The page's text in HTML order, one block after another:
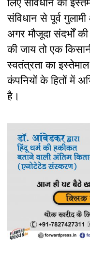
संविधान से पूर्व
अगर मौजूदा संदर्भों
की जाय तो एक
स्वतंत्रता का
कंपनियों के हितों में
है।